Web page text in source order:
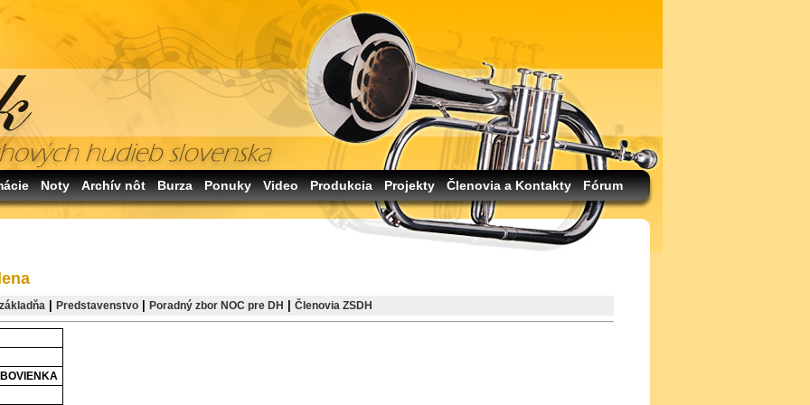
Noty Archív nôt Burza Ponuky Video Produkcia Projekty Členovia a Kontakty Fórum
Predstavenstvo Poradný zbor NOC pre DH Členovia ZSDH